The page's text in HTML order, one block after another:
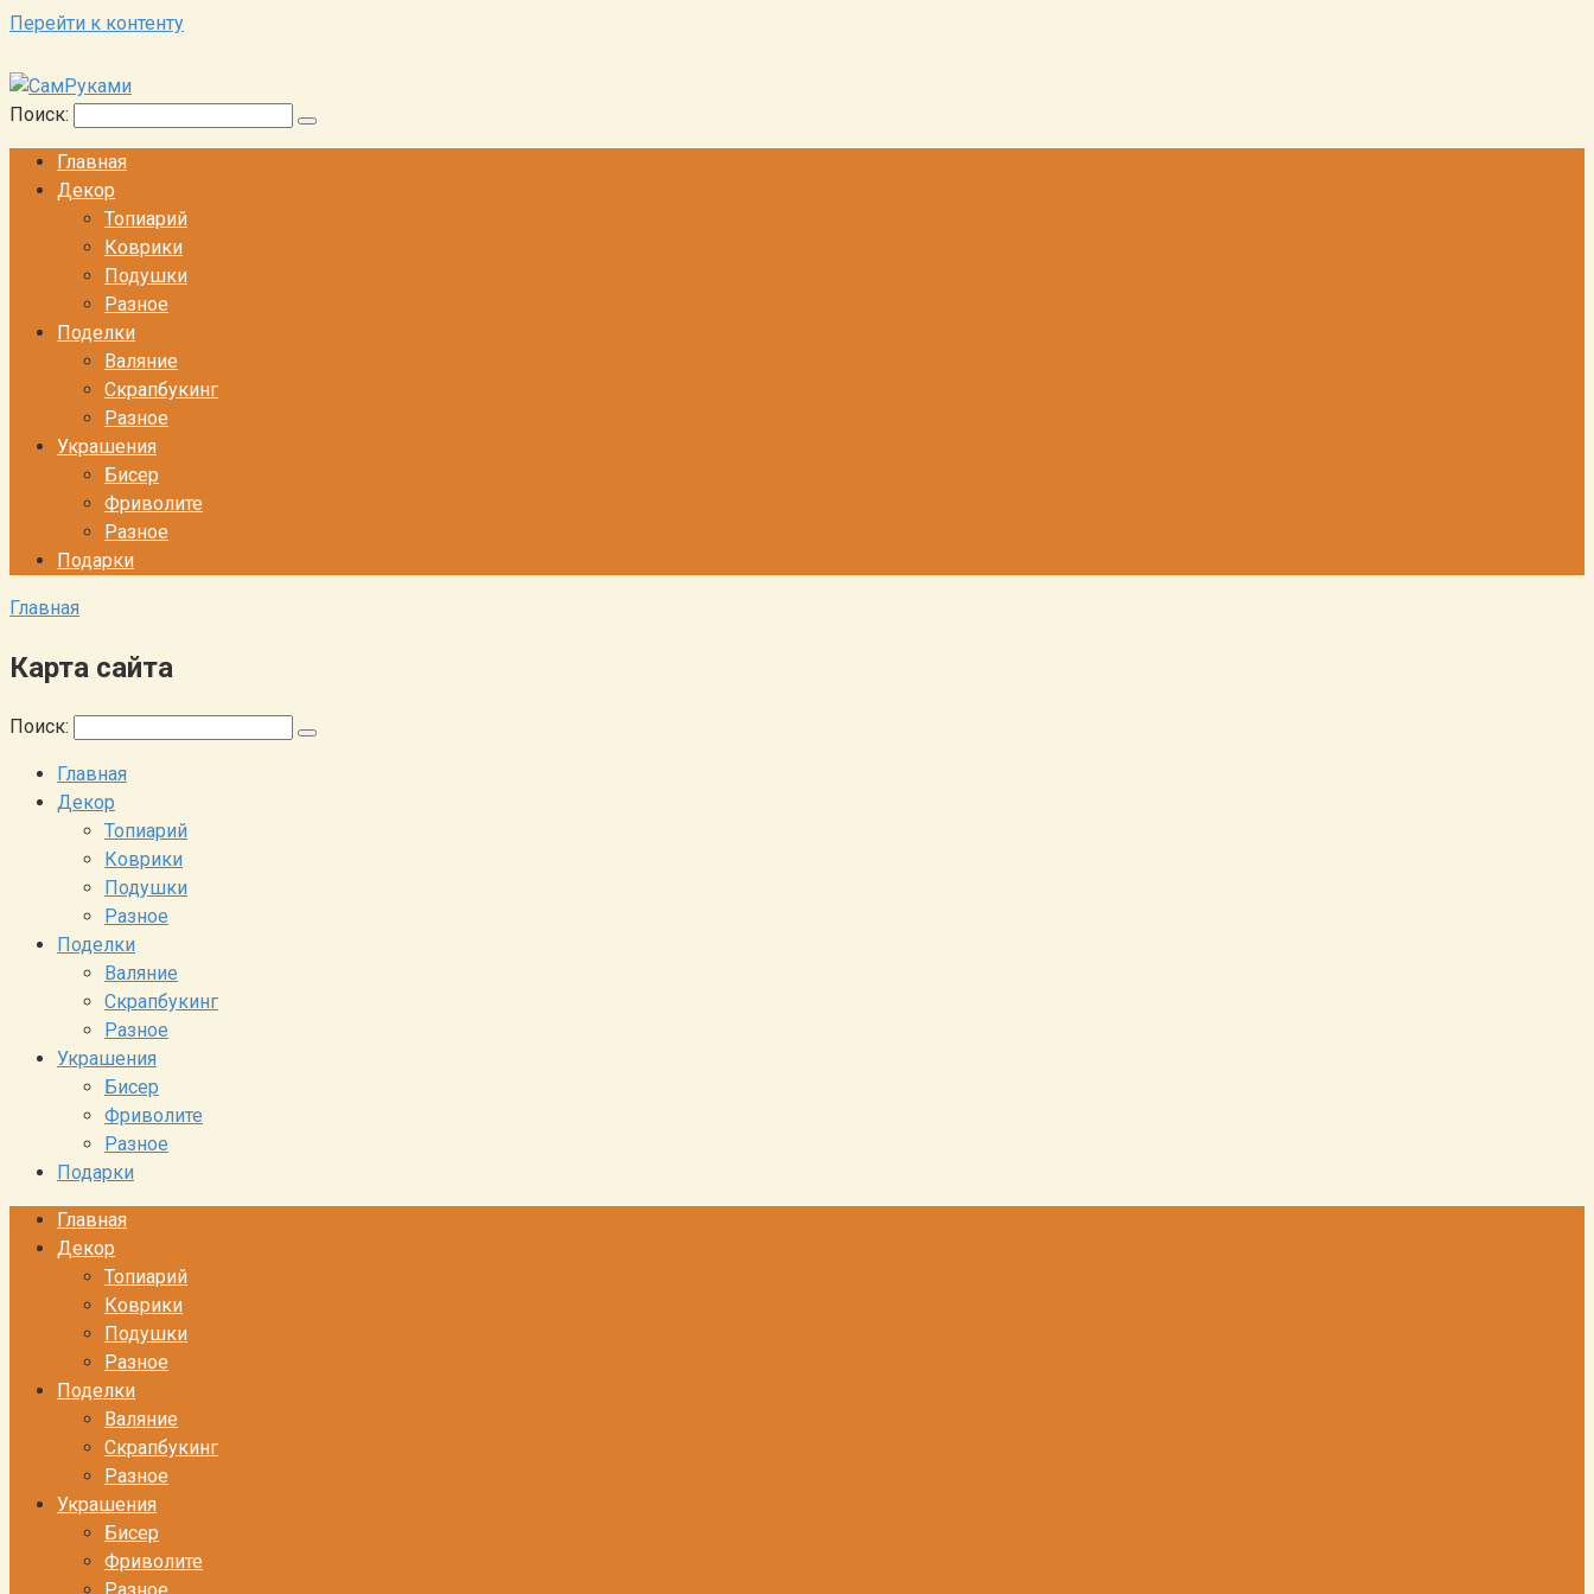
Перейти к контенту
Поиск:
Главная
Декор
Топиарий
Коврики
Подушки
Разное
Поделки
Валяние
Скрапбукинг
Разное
Украшения
Бисер
Фриволите
Разное
Подарки
Главная
Карта сайта
Поиск:
Главная
Декор
Топиарий
Коврики
Подушки
Разное
Поделки
Валяние
Скрапбукинг
Разное
Украшения
Бисер
Фриволите
Разное
Подарки
Главная
Декор
Топиарий
Коврики
Подушки
Разное
Поделки
Валяние
Скрапбукинг
Разное
Украшения
Бисер
Фриволите